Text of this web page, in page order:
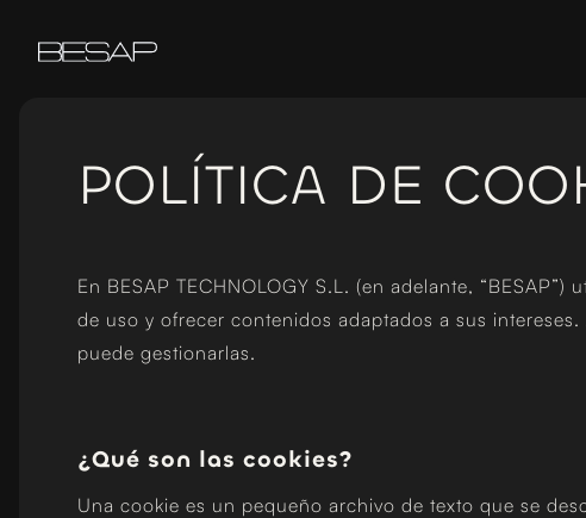
POLÍTICA DE
En BESAP TECHNOLOGY S.L. (en adelante,
de uso y ofrecer contenidos adaptados a sus
puede gestionarlas.
¿Qué son las cookies?
Una cookie es un pequeño archivo de texto que se